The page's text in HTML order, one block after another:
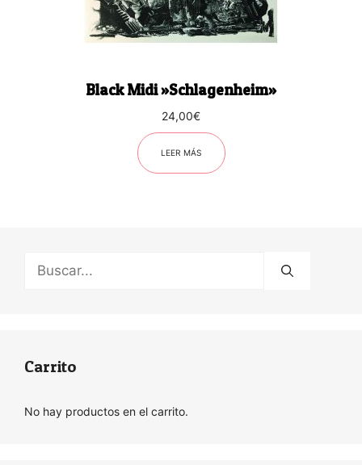
Black Midi ‎»Schlagenheim»
24,00€
LEER MÁS
Buscar:
Carrito
No hay productos en el carrito.